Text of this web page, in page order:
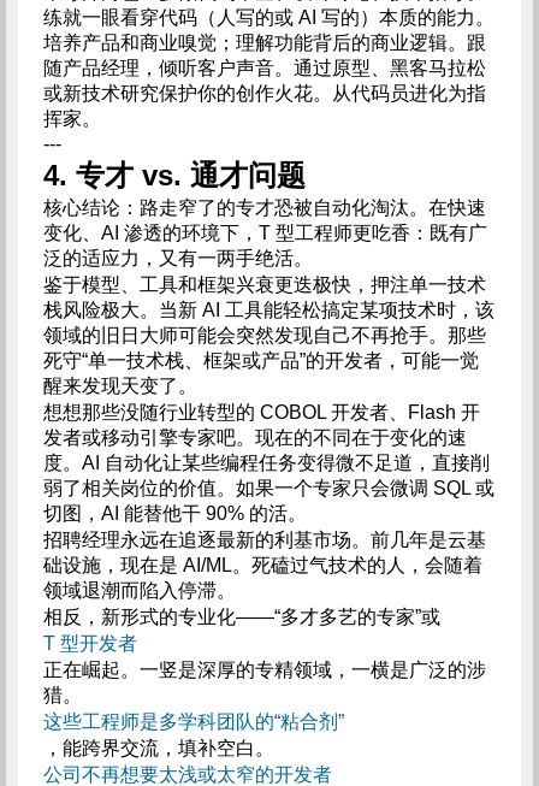
练就一眼看穿代码（人写的或 AI 写的）本质的能力。
培养产品和商业嗅觉；理解功能背后的商业逻辑。跟
随产品经理，倾听客户声音。通过原型、黑客马拉松
或新技术研究保护你的创作火花。从代码员进化为指
挥家。
---
4. 专才 vs. 通才问题
核心结论：路走窄了的专才恐被自动化淘汰。在快速
变化、AI 渗透的环境下，T 型工程师更吃香：既有广
泛的适应力，又有一两手绝活。
鉴于模型、工具和框架兴衰更迭极快，押注单一技术
栈风险极大。当新 AI 工具能轻松搞定某项技术时，该
领域的旧日大师可能会突然发现自己不再抢手。那些
死守“单一技术栈、框架或产品”的开发者，可能一觉
醒来发现天变了。
想想那些没随行业转型的 COBOL 开发者、Flash 开
发者或移动引擎专家吧。现在的不同在于变化的速
度。AI 自动化让某些编程任务变得微不足道，直接削
弱了相关岗位的价值。如果一个专家只会微调 SQL 或
切图，AI 能替他干 90% 的活。
招聘经理永远在追逐最新的利基市场。前几年是云基
础设施，现在是 AI/ML。死磕过气技术的人，会随着
领域退潮而陷入停滞。
相反，新形式的专业化——“多才多艺的专家”或
T 型开发者
正在崛起。一竖是深厚的专精领域，一横是广泛的涉
猎。
这些工程师是多学科团队的“粘合剂”
，能跨界交流，填补空白。
公司不再想要太浅或太窄的开发者